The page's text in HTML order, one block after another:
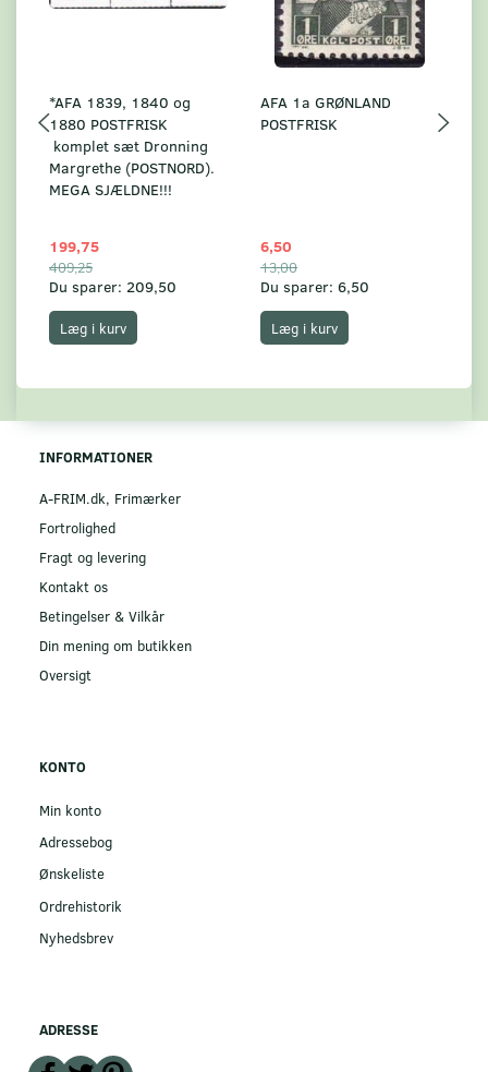
*AFA 1839, 1840 og
1880 POSTFRISK
komplet sæt Dronning
Margrethe (POSTNORD).
MEGA SJÆLDNE!!!
199,75
409,25
Du sparer: 209,50
Læg i kurv
AFA 1a GRØNLAND
POSTFRISK
6,50
13,00
Du sparer: 6,50
Læg i kurv
INFORMATIONER
A-FRIM.dk, Frimærker
Fortrolighed
Fragt og levering
Kontakt os
Betingelser & Vilkår
Din mening om butikken
Oversigt
KONTO
Min konto
Adressebog
Ønskeliste
Ordrehistorik
Nyhedsbrev
ADRESSE